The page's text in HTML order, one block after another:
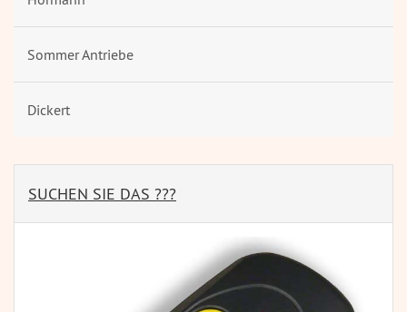
Sommer Antriebe
Dickert
SUCHEN SIE DAS ???